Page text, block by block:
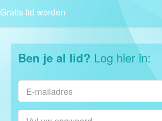
Gratis lid worden
Ben je al lid? Log hier in: